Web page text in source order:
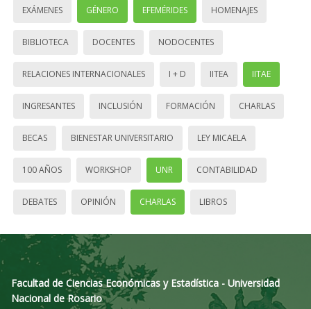
EXÁMENES GÉNERO EFEMÉRIDES HOMENAJES
BIBLIOTECA DOCENTES NODOCENTES
RELACIONES INTERNACIONALES I + D IITEA IITAE
INGRESANTES INCLUSIÓN FORMACIÓN CHARLAS
BECAS BIENESTAR UNIVERSITARIO LEY MICAELA
100 AÑOS WORKSHOP UNR CONTABILIDAD
DEBATES OPINIÓN CHARLAS LIBROS
Facultad de Ciencias Económicas y Estadística - Universidad
Nacional de Rosario